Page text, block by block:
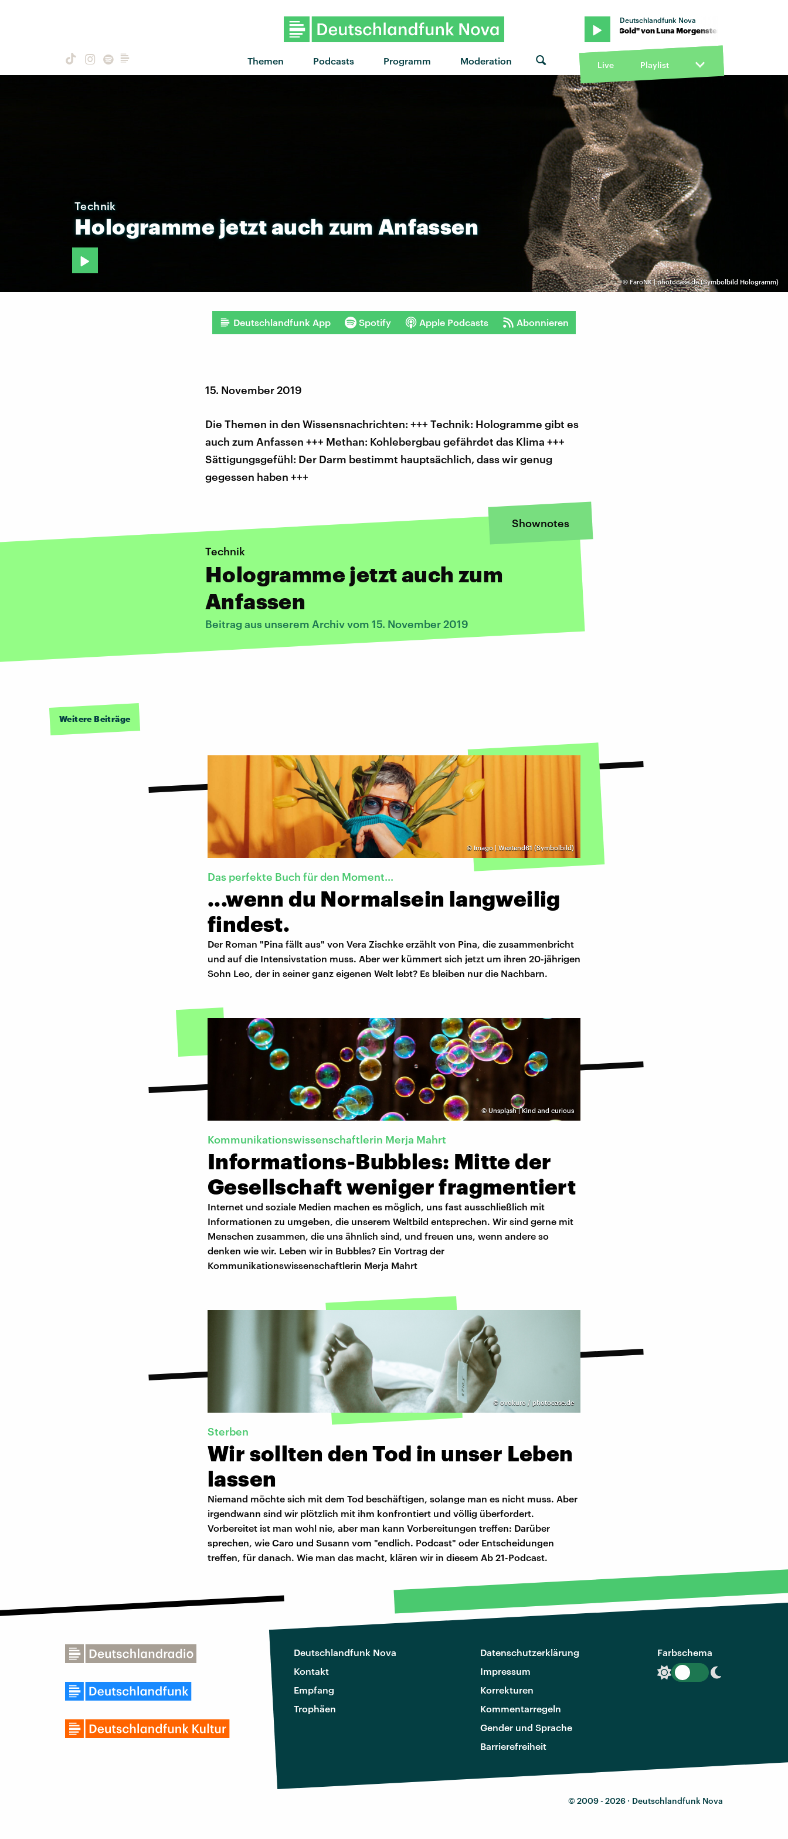
Themen Podcasts Programm Moderation
Deutschlandfunk Nova
"Gold" von Luna Morgenstern · "Gold" von Luna Morgenstern · "Gold" von Luna
Live Playlist
© FaroNK | photocase.de (Symbolbild Hologramm)
Technik
Hologramme jetztauch zum Anfassen
Deutschlandfunk App Spotify Apple Podcasts Abonnieren
15. November 2019
Die Themen in den Wissensnachrichten: +++ Technik: Hologramme gibt es
auch zum Anfassen +++ Methan: Kohlebergbau gefährdet das Klima +++
Sättigungsgefühl: Der Darm bestimmt hauptsächlich, dass wir genug
gegessen haben +++
Shownotes
Technik
Hologramme jetzt auch zum
Anfassen
Beitrag aus unserem Archiv vom 15. November 2019
Weitere Beiträge
© Imago | Westend61 (Symbolbild)
Das perfekte Buch für den Moment...
...wenn du Normalsein langweilig
findest.
Der Roman "Pina fällt aus" von Vera Zischke erzählt von Pina, die zusammenbricht
und auf die Intensivstation muss. Aber wer kümmert sich jetzt um ihren 20-jährigen
Sohn Leo, der in seiner ganz eigenen Welt lebt? Es bleiben nur die Nachbarn.
© Unsplash | Kind and curious
Kommunikationswissenschaftlerin Merja Mahrt
Informations-Bubbles: Mitte der
Gesellschaft weniger fragmentiert
Internet und soziale Medien machen es möglich, uns fast ausschließlich mit
Informationen zu umgeben, die unserem Weltbild entsprechen. Wir sind gerne mit
Menschen zusammen, die uns ähnlich sind, und freuen uns, wenn andere so
denken wie wir. Leben wir in Bubbles? Ein Vortrag der
Kommunikationswissenschaftlerin Merja Mahrt
© ovokuro / photocase.de
Sterben
Wir sollten den Tod in unser Leben
lassen
Niemand möchte sich mit dem Tod beschäftigen, solange man es nicht muss. Aber
irgendwann sind wir plötzlich mit ihm konfrontiert und völlig überfordert.
Vorbereitet ist man wohl nie, aber man kann Vorbereitungen treffen: Darüber
sprechen, wie Caro und Susann vom "endlich. Podcast" oder Entscheidungen
treffen, für danach. Wie man das macht, klären wir in diesem Ab 21-Podcast.
Deutschlandfunk Nova
Kontakt
Empfang
Trophäen
Datenschutzerklärung
Impressum
Korrekturen
Kommentarregeln
Gender und Sprache
Barrierefreiheit
Farbschema
© 2009 - 2026 · Deutschlandfunk Nova